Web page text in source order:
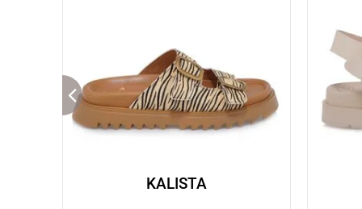
KALISTA